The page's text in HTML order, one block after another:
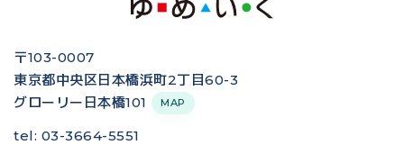
〒103-0007
東京都中央区日本橋浜町2丁目60-3
グローリー日本橋101
MAP
tel: 03-3664-5551